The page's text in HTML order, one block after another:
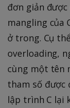
đơn giản
mangling của
ở trong. Cụ
overloading,
cùng một tên
tham số được
lập trình C lại